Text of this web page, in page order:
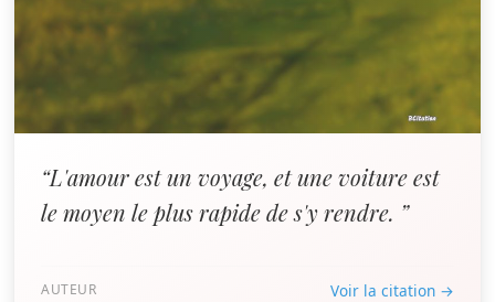
“L'amour est un voyage, et une voiture est
le moyen le plus rapide de s'y rendre. ”
AUTEUR Voir la citation →